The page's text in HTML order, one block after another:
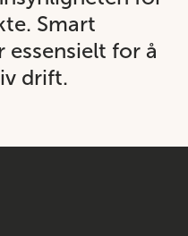
Smart
for å
drift.